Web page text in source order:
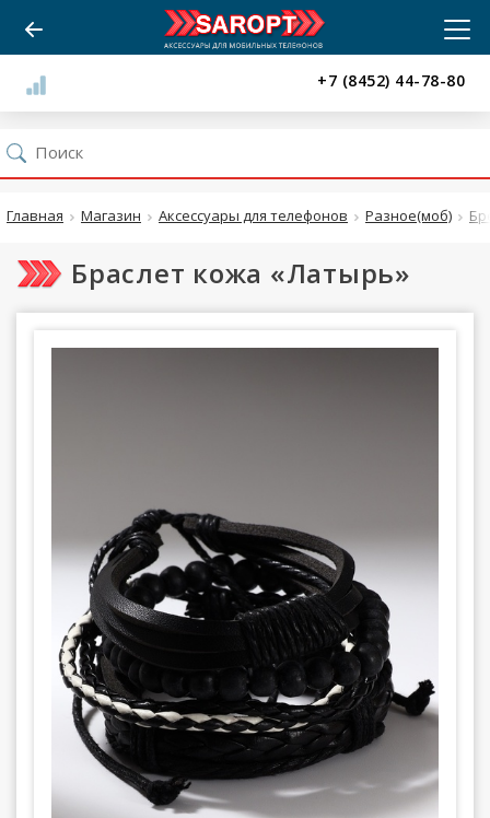
+7 (8452) 44-78-80
Главная Магазин Аксессуары для телефонов Разное(моб)
Браслет кожа «Латырь»